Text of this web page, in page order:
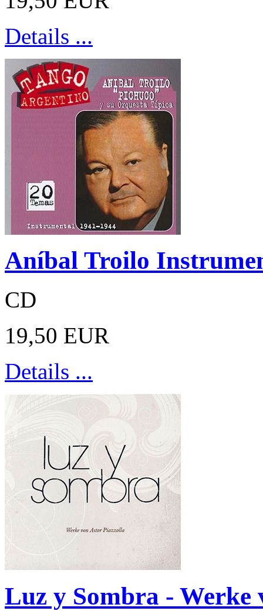
Details ...
Aníbal Troilo
CD
19,50 EUR
Details ...
Luz y Sombra - Werke